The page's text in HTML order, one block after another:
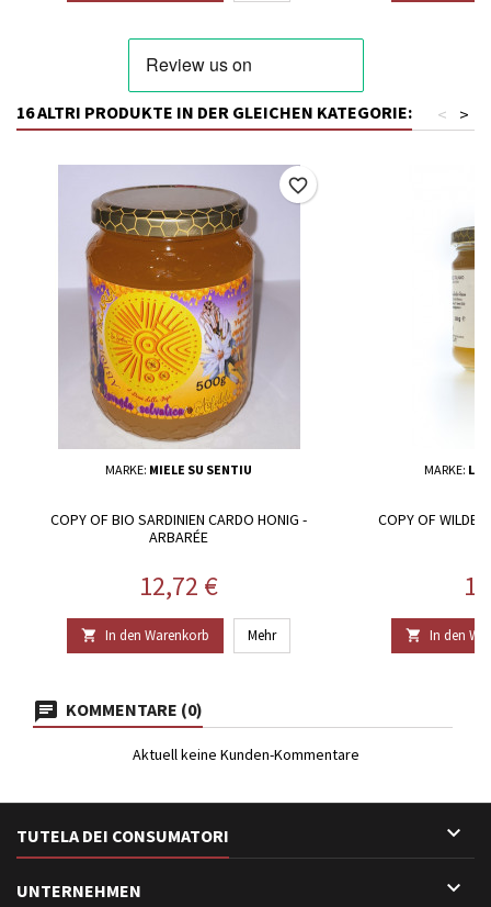
16 ALTRI PRODUKTE IN DER GLEICHEN KATEGORIE: >
<
MARKE: MIELE SU SENTIU
COPY OF BIO SARDINIEN CARDO HONIG -
ARBARÉE
Preis
12,72 €
 In den Warenkorb Mehr
favorite_border
MARKE:
COPY OF
 In den
KOMMENTARE (0)
Aktuell keine Kunden-Kommentare
TUTELA DEI CONSUMATORI 
UNTERNEHMEN 